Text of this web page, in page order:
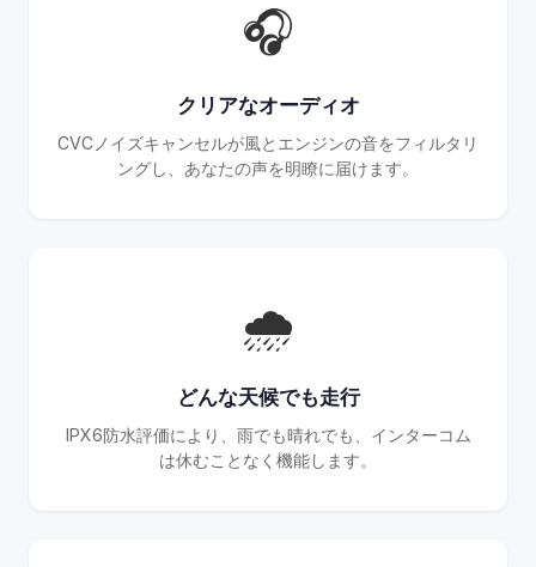
🎧
クリアなオーディオ
CVCノイズキャンセルが風とエンジンの音をフィルタリ
ングし、あなたの声を明瞭に届けます。
🌧
どんな天候でも走行
IPX6防水評価により、雨でも晴れでも、インターコム
は休むことなく機能します。